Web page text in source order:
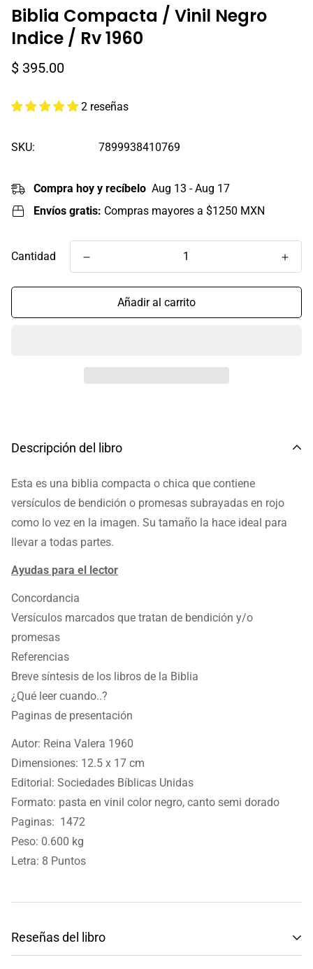
Biblia Compacta / Vinil Negro
Indice / Rv 1960
Precio
$ 395.00
2 reseñas
SKU: 7899938410769
Compra hoy y recíbelo Aug 13 - Aug 17
Envíos gratis: Compras mayores a $1250 MXN
Cantidad
Añadir al carrito
Descripción del libro
Esta es una biblia compacta o chica que contiene
versículos de bendición o promesas subrayadas en rojo
como lo vez en la imagen. Su tamaño la hace ideal para
llevar a todas partes.
Ayudas para el lector
Concordancia
Versículos marcados que tratan de bendición y/o
promesas
Referencias
Breve síntesis de los libros de la Biblia
¿Qué leer cuando..?
Paginas de presentación
Autor: Reina Valera 1960
Dimensiones: 12.5 x 17 cm
Editorial: Sociedades Bíblicas Unidas
Formato: pasta en vinil color negro, canto semi dorado
Paginas: 1472
Peso: 0.600 kg
Letra: 8 Puntos
Reseñas del libro